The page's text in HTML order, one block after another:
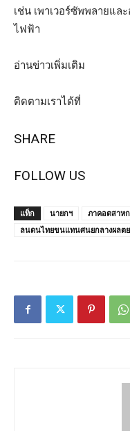
เช่น เพาเวอร์ซัพพลายแ
ไฟฟ้า
อ่านข่าวเพิ่มเติม
ติดตามเราได้ที่
SHARE
FOLLOW US
แท็ก นายกฯ
ภาคอตสาห
ลนดนไทยขนแทนศนยกลางผลต